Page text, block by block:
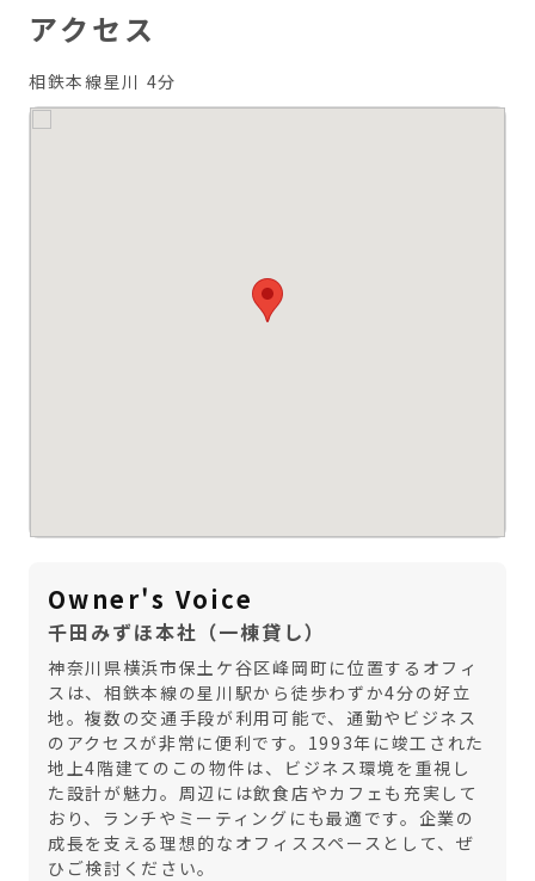
アクセス
相鉄本線星川 4分
Owner's Voice
千田みずほ本社（一棟貸し）
神奈川県横浜市保土ケ谷区峰岡町に位置するオフィ
スは、相鉄本線の星川駅から徒歩わずか4分の好立
地。複数の交通手段が利用可能で、通勤やビジネス
のアクセスが非常に便利です。1993年に竣工された
地上4階建てのこの物件は、ビジネス環境を重視し
た設計が魅力。周辺には飲食店やカフェも充実して
おり、ランチやミーティングにも最適です。企業の
成長を支える理想的なオフィススペースとして、ぜ
ひご検討ください。